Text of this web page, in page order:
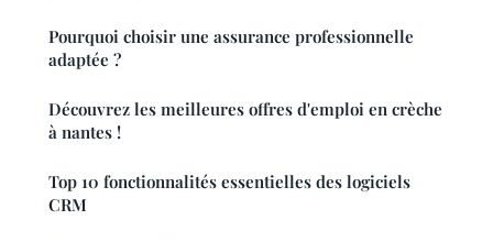
Pourquoi choisir une assurance professionnelle
adaptée ?
Découvrez les meilleures offres d'emploi en crèche
à nantes !
Top 10 fonctionnalités essentielles des logiciels
CRM